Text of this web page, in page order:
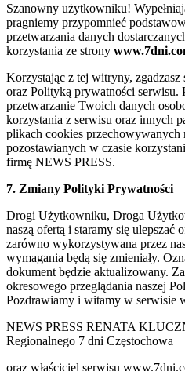
Szanowny użytkowniku!
pragniemy przypomnieć
przetwarzania danych
korzystania ze strony
Korzystając z tej witryny, zgadzasz
oraz Polityką prywatności serwisu.
przetwarzanie Twoich danych
korzystania z serwisu oraz innych
plikach cookies przechowywanych
pozostawianych w czasie
firmę NEWS PRESS.
7. Zmiany Polityki Prywatności
Drogi Użytkowniku, Droga
naszą ofertą i staramy się ulepszać
zarówno wykorzystywana przez
wymagania będą się zmieniały.
dokument będzie aktualizowany.
okresowego przeglądania naszej
Pozdrawiamy i witamy w serwisie
NEWS PRESS RENATA
Regionalnego 7 dni Częstochowa
oraz właściciel serwisu